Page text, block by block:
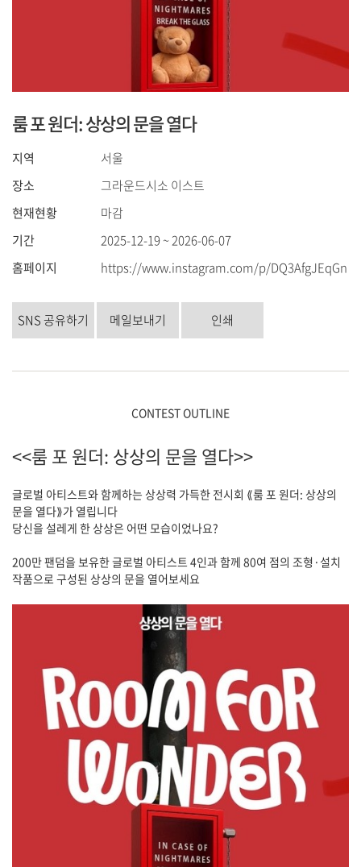
룸 포 원더: 상상의 문을 열다
지역
서울
장소
그라운드시소 이스트
현재현황
마감
기간
2025-12-19 ~ 2026-06-07
홈페이지
https://www.instagram.com/p/DQ3AfgJEqGn
SNS 공유하기 메일보내기 인쇄
CONTEST OUTLINE
<<룸 포 원더: 상상의 문을 열다>>
글로벌 아티스트와 함께하는 상상력 가득한 전시회 ⟪룸 포 원더: 상상의
문을 열다⟫가 열립니다
당신을 설레게 한 상상은 어떤 모습이었나요?
200만 팬덤을 보유한 글로벌 아티스트 4인과 함께 80여 점의 조형·설치
작품으로 구성된 상상의 문을 열어보세요